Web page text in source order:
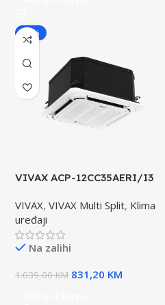
-20%
VIVAX ACP-12CC35AERI/I3
Unutrašnja Jedinica
VIVAX, VIVAX Multi Split, Klima
uređaji
Na zalihi
1.039,00KM 831,20 KM